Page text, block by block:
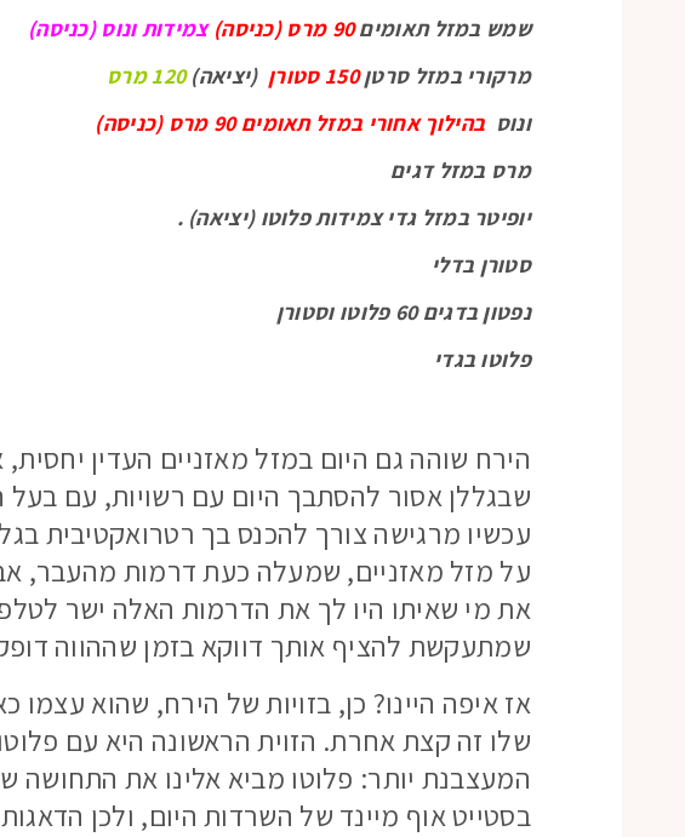
שמש במזל תאומים90 מרס (כניסה)
צמידות ונוס (כניסה)
מרקורי במזל סרטן150 סטורן (יציאה)120 מרס
ונוס בהילוך אחורי במזל תאומים 90 מרס (כניסה)
מרס במזל דגים
יופיטר במזל גדי צמידות פלוטו (יציאה) .
סטורן בדלי
נפטון בדגים 60 פלוטו וסטורן
פלוטו בגדי
הירח שוהה גם היום במזל מאזניים העדין יחסית,
שבגללן אסור להסתבך היום עם רשויות, עם
עכשיו מרגישה צורך להכנס בך רטרואקטיבית
על מזל מאזניים, שמעלה כעת דרמות מהעבר,
את מי שאיתו היו לך את הדרמות האלה ישר
שמתעקשת להציף אותך דווקא בזמן שההווה
אז איפה היינו? כן, בזויות של הירח, שהוא עצמו
שלו זה קצת אחרת. הזוית הראשונה היא עם פלוטו
המעצבנת יותר: פלוטו מביא אלינו את התחושה
בסטייט אוף מיינד של השרדות היום, ולכן